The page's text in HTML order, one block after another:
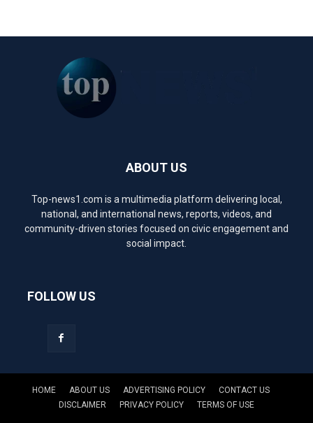
ABOUT US
Top-news1.com is a multimedia platform delivering local,
national, and international news, reports, videos, and
community-driven stories focused on civic engagement and
social impact.
FOLLOW US
HOME ABOUT US ADVERTISING POLICY
CONTACT US
DISCLAIMER
PRIVACY POLICY TERMS OF USE